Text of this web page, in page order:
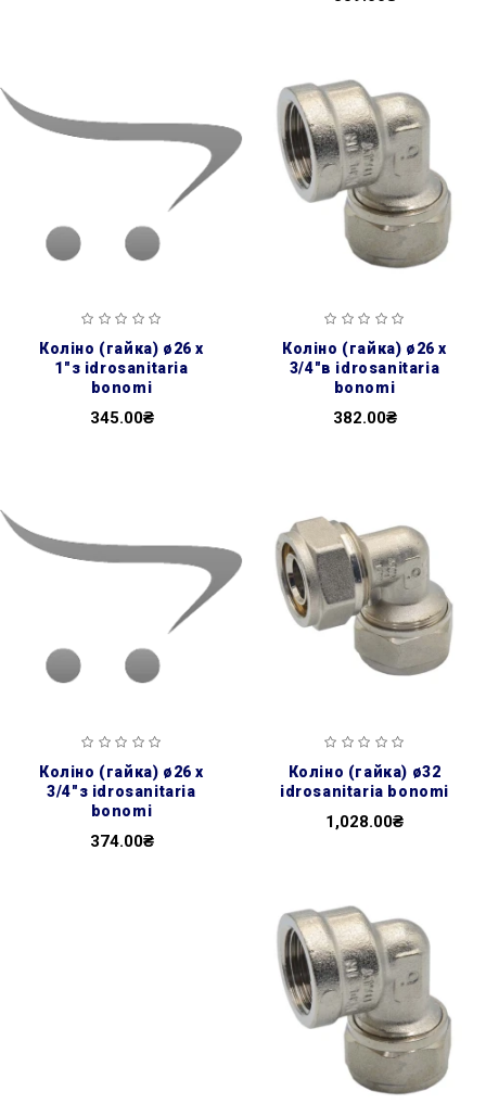
коліно (гайка) ø26 х
1″з idrosanitaria
bonomi
345.00₴
коліно (гайка) ø26 х
3/4″в idrosanitaria
bonomi
382.00₴
коліно (гайка) ø26 х
3/4″з idrosanitaria
bonomi
374.00₴
коліно (гайка) ø32
idrosanitaria bonomi
1,028.00₴